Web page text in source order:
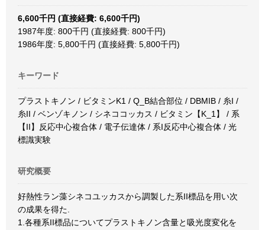
6,600千円 (直接経費: 6,600千円)
1987年度: 800千円 (直接経費: 800千円)
1986年度: 5,800千円 (直接経費: 5,800千円)
キーワード
プラストキノン / ビタミンK1 / Q_B結合部位 / DBMIB / 糸I /
糸II / ベンゾキノン / シネココッカス / ビタミン【K_1】 / 系
【II】反応中心複合体 / 電子伝達体 / 系I反応中心複合体 / 光
標識実験
研究概要
好熱性ラン藻シネコユッカスから調製した系II標品を用い次
の成果を得た.
1.各種系II標品についてプラストキノン含量と吸光度変化を